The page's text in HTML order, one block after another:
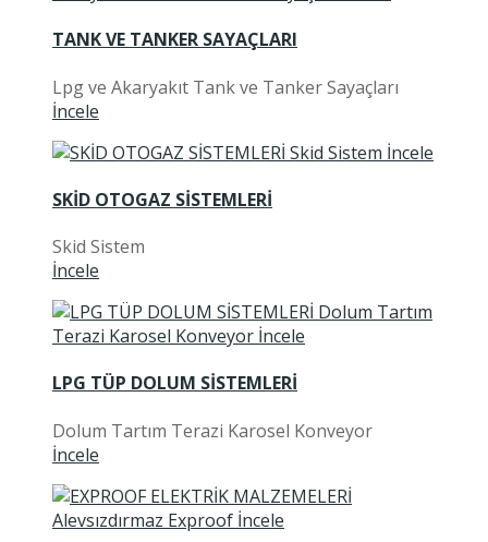
TANK VE TANKER SAYAÇLARI
Lpg ve Akaryakıt Tank ve Tanker Sayaçları
İncele
SKİD OTOGAZ SİSTEMLERİ
Skid Sistem
İncele
LPG TÜP DOLUM SİSTEMLERİ
Dolum Tartım Terazi Karosel Konveyor
İncele